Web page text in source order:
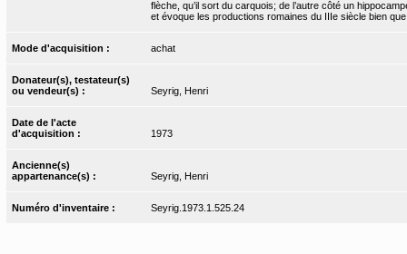
flèche, qu’il sort du carquois; de l’autre côté un
et évoque les productions romaines du IIIe siècle bien
Mode d'acquisition : achat
Donateur(s), testateur(s)
ou vendeur(s) :
Seyrig, Henri
Date de l'acte
d'acquisition :
1973
Ancienne(s)
appartenance(s) :
Seyrig, Henri
Numéro d'inventaire : Seyrig.1973.1.525.24